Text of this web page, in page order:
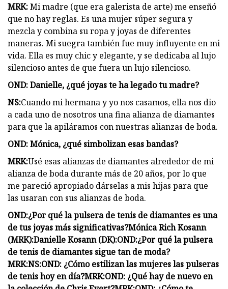
MRK:Mi madre (que era galerista de arte) me enseñó
que no hay reglas. Es una mujer súper segura y
mezcla y combina su ropa y joyas de diferentes
maneras. Mi suegra también fue muy influyente en mi
vida. Ella es muy chic y elegante, y se dedicaba al lujo
silencioso antes de que fuera un lujo silencioso.
OND: Danielle, ¿qué joyas te ha legado tu madre?
NS:Cuando mi hermana y yo nos casamos, ella nos dio
a cada uno de nosotros una fina alianza de diamantes
para que la apiláramos con nuestras alianzas de boda.
OND: Mónica, ¿qué simbolizan esas bandas?
MRK:Usé esas alianzas de diamantes alrededor de mi
alianza de boda durante más de 20 años, por lo que
me pareció apropiado dárselas a mis hijas para que
las usaran con sus alianzas de boda.
OND:¿Por qué la pulsera de tenis de diamantes es una
de tus joyas más significativas?Mónica Rich Kosann
(MRK):Danielle Kosann (DK):OND:¿Por qué la pulsera
de tenis de diamantes sigue tan de moda?
MRK:NS:OND: ¿Cómo estilizan las mujeres las pulseras
de tenis hoy en día?MRK:OND: ¿Qué hay de nuevo en